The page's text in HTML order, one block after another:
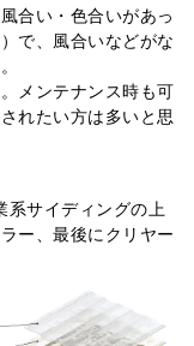
合い・色合いがあっ
で、風合いなどがな
メンテナンス時も可
れたい方は多いと思
系サイディングの上
ー、最後にクリヤー